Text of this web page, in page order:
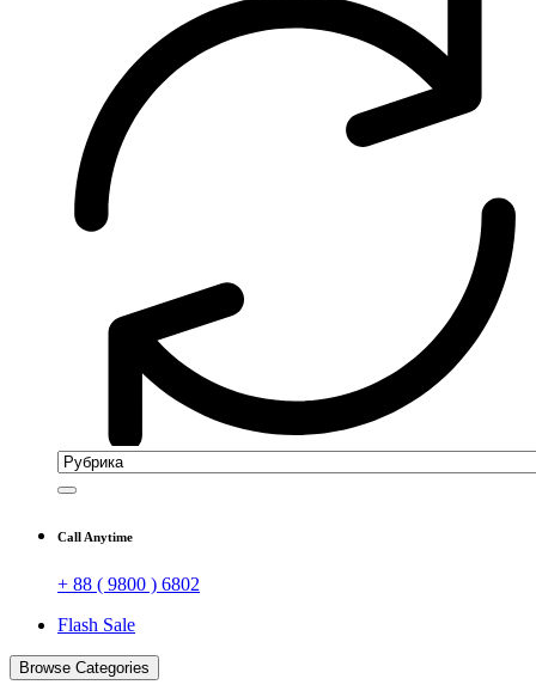
Call Anytime
+ 88 ( 9800 ) 6802
Flash Sale
Browse Categories